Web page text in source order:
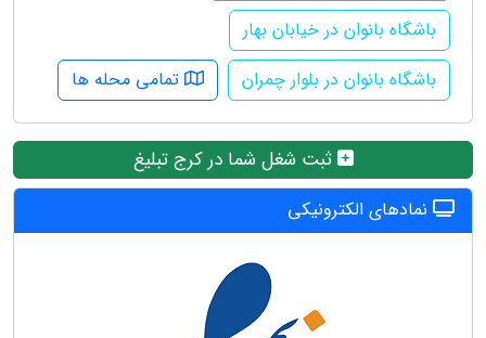
باشگاه بانوان در خیابان بهار
باشگاه بانوان در بلوار چمران
تمامی محله ها
ثبت شغل شما در کرج تبلیغ
نمادهای الکترونیکی